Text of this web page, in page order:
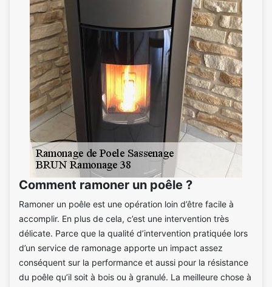
Comment ramoner un poêle ?
Ramoner un poêle est une opération loin d’être facile à
accomplir. En plus de cela, c’est une intervention très
délicate. Parce que la qualité d’intervention pratiquée lors
d’un service de ramonage apporte un impact assez
conséquent sur la performance et aussi pour la résistance
du poêle qu’il soit à bois ou à granulé. La meilleure chose à